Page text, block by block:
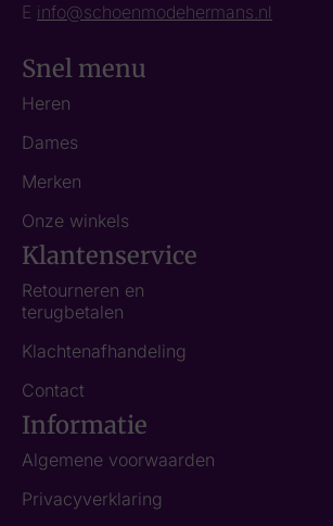
E info@schoenmodehermans.nl
Snel menu
Heren
Dames
Merken
Onze winkels
Klantenservice
Retourneren en
terugbetalen
Klachtenafhandeling
Contact
Informatie
Algemene voorwaarden
Privacyverklaring